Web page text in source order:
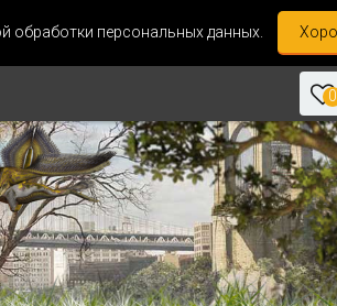
обработки персональных данных.
0